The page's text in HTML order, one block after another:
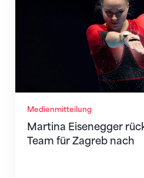
Medienmitteilung
Martina Eisenegger
Team für Zagreb nach